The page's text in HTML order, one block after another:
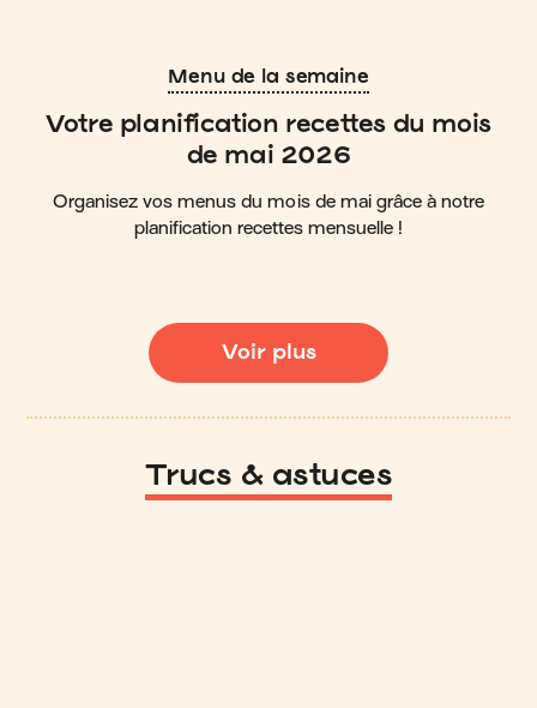
Menu de la semaine
Votre planification recettes du mois
de mai 2026
Organisez vos menus du mois de mai grâce à notre
planification recettes mensuelle !
Voir plus
Trucs & astuces